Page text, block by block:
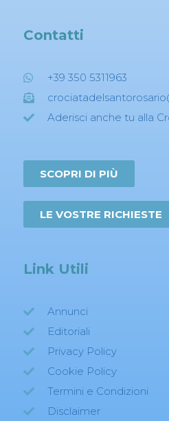
Contatti
+39 350 5311963
Aderisci anche tu alla
SCOPRI DI PIÙ
LE VOSTRE RICHIESTE
Link Utili
Annunci
Editoriali
Privacy Policy
Cookie Policy
Termini e Condizioni
Disclaimer